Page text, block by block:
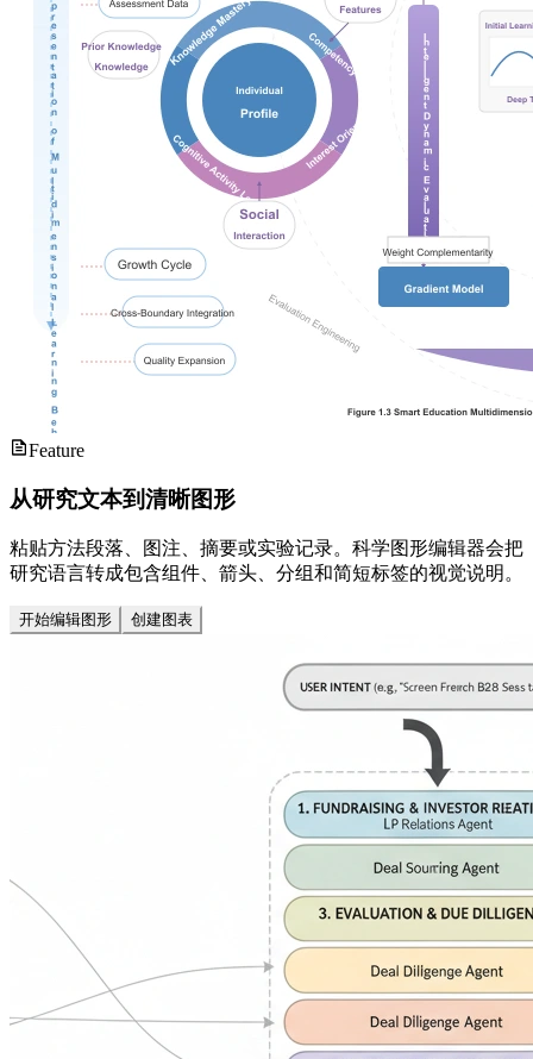
Feature
从研究文本到清晰图形
粘贴方法段落、图注、摘要或实验记录。科学图形编辑器会把
研究语言转成包含组件、箭头、分组和简短标签的视觉说明。
开始编辑图形 创建图表